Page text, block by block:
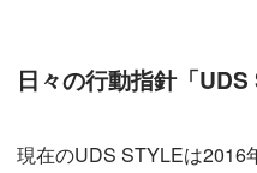
日々の行動指針「UDS
現在のUDS STYLEは2016